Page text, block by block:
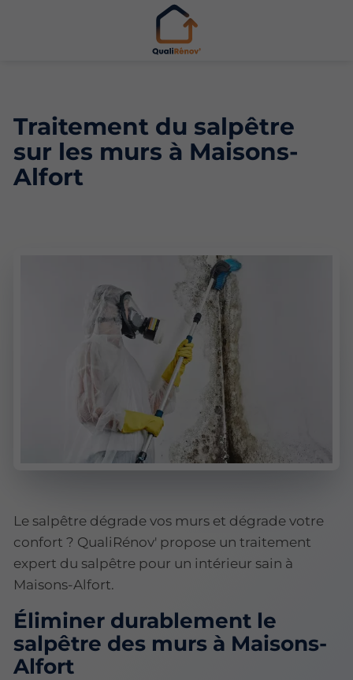
Traitement du salpêtre
sur les murs à Maisons-
Alfort
Le salpêtre dégrade vos murs et dégrade votre
confort ? QualiRénov' propose un traitement
expert du salpêtre pour un intérieur sain à
Maisons-Alfort.
Éliminer durablement le
salpêtre des murs à Maisons-
Alfort